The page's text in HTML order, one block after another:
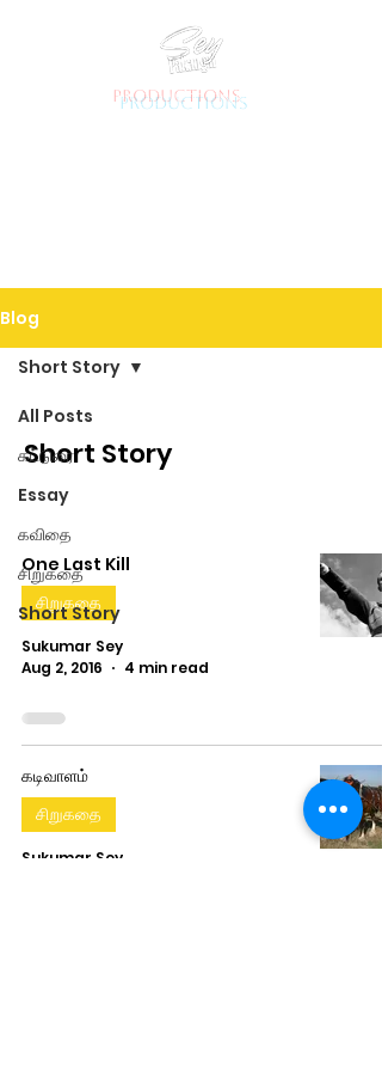
productions
Blog
All Posts
கட்டுரை
Essay
கவிதை
சிறுகதை
Short Story
Short Story
Short Story
One Last Kill
சிறுகதை
Sukumar Sey
Aug 2, 2016
4 min read
கடிவாளம்
சிறுகதை
Sukumar Sey
Subscribe Form